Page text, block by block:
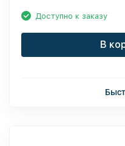
Доступно к заказу
В